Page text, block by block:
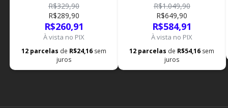
R$329,90
R$289,90
R$260,91
À vista no PIX
12 parcelas de R$24,16 sem
juros
R$1.049,90
R$649,90
R$584,91
À vista no PIX
12 parcelas de R$54,16 sem
juros